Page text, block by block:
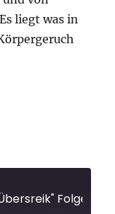
liegt was in
Folge 5“
Folge 5